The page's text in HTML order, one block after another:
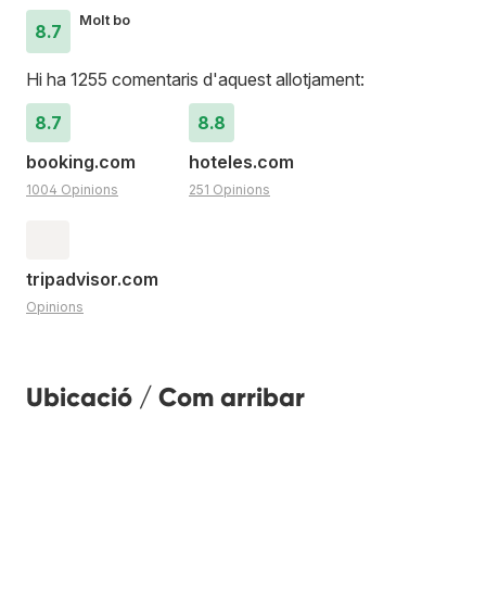
8.7
Molt bo
Hi ha 1255 comentaris d'aquest allotjament:
8.7
booking.com
1004 Opinions
8.8
hoteles.com
251 Opinions
tripadvisor.com
Opinions
Ubicació / Com arribar